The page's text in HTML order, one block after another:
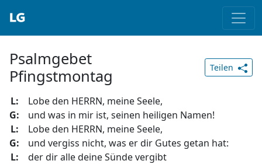
Psalmgebet
Pfingstmontag
Teilen
L:
Lobe den HERRN, meine Seele,
G:
und was in mir ist, seinen heiligen Namen!
L:
Lobe den HERRN, meine Seele,
G:
und vergiss nicht, was er dir Gutes getan hat:
L:
der dir alle deine Sünde vergibt